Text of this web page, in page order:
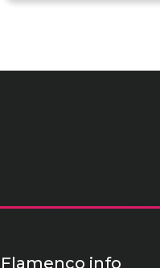
Flamenco info